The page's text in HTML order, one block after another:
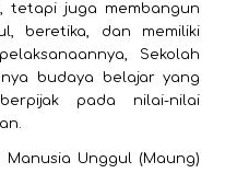
tetapi juga membangun
beretika, dan memiliki
Sekolah
budaya belajar yang
pada nilai-nilai
Unggul (Maung)